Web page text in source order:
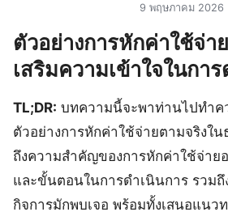
9 พฤษภาคม 2026
ตัวอย่างการหักค่าใช้จ่า
เสริมความเข้าใจในกา
TL;DR: บทความนี้จะพาท่านไปทำค
ตัวอย่างการหักค่าใช้จ่ายตามจริงใ
ถึงความสำคัญของการหักค่าใช้จ่าย
และขั้นตอนในการดำเนินการ รวม
กิจการมักพบเจอ พร้อมทั้งเสนอแนว